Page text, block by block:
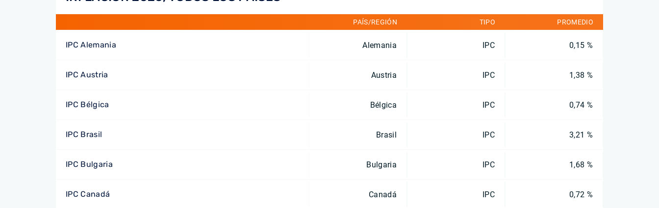
PAÍS/REGIÓN TIPO PROMEDIO
IPC Alemania Alemania IPC 0,15 %
IPC Austria Austria IPC 1,38 %
IPC Bélgica Bélgica IPC 0,74 %
IPC Brasil Brasil IPC 3,21 %
IPC Bulgaria Bulgaria IPC 1,68 %
IPC Canadá Canadá IPC 0,72 %